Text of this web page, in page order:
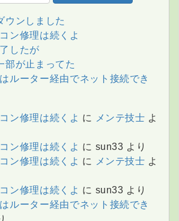
ウンしました
ン修理は続くよ
したが
部が止まってた
ルーター経由でネット接続でき
ン修理は続くよ に メンテ技士 よ
ン修理は続くよ に sun33 より
ン修理は続くよ に メンテ技士 よ
ン修理は続くよ に sun33 より
ルーター経由でネット接続でき